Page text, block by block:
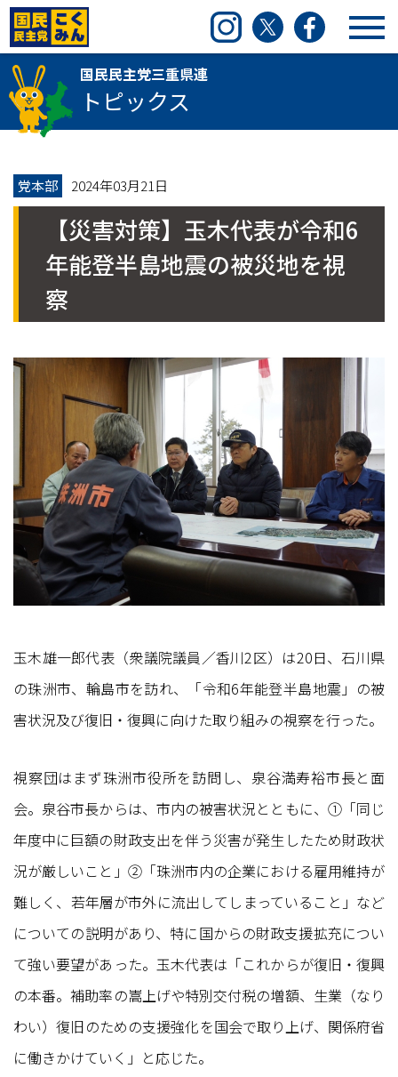
国民民主党三重県連 InstagramTwitter Facebook
国民民主党三重県連
トピックス
党本部 2024年03月21日
【災害対策】玉木代表が令和6
年能登半島地震の被災地を視
察
玉木雄一郎代表（衆議院議員／香川2区）は20日、石川県
の珠洲市、輪島市を訪れ、「令和6年能登半島地震」の被
害状況及び復旧・復興に向けた取り組みの視察を行った。
視察団はまず珠洲市役所を訪問し、泉谷満寿裕市長と面
会。泉谷市長からは、市内の被害状況とともに、①「同じ
年度中に巨額の財政支出を伴う災害が発生したため財政状
況が厳しいこと」②「珠洲市内の企業における雇用維持が
難しく、若年層が市外に流出してしまっていること」など
についての説明があり、特に国からの財政支援拡充につい
て強い要望があった。玉木代表は「これからが復旧・復興
の本番。補助率の嵩上げや特別交付税の増額、生業（なり
わい）復旧のための支援強化を国会で取り上げ、関係府省
に働きかけていく」と応じた。